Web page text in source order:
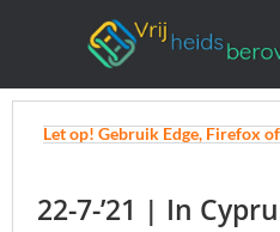
Let op! Gebruik Edge, Firefox
22-7-’21 | In